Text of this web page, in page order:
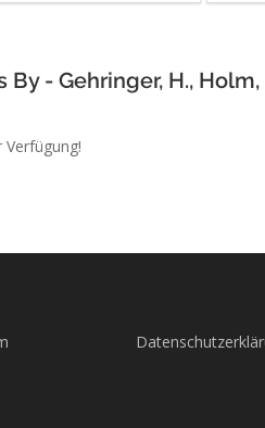
By - Gehringer, H., Holm,
Verfügung!